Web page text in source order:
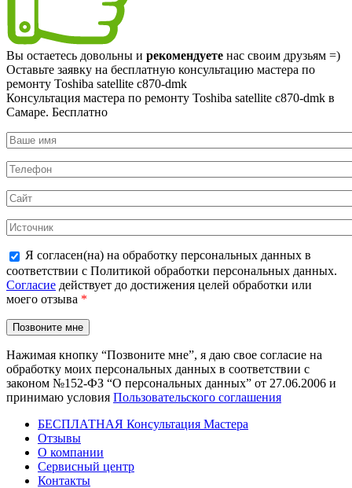
Вы остаетесь довольны и рекомендуете нас своим друзьям =)
Оставьте заявку на бесплатную консультацию мастера по
ремонту Toshiba satellite c870-dmk
Консультация мастера по ремонту Toshiba satellite c870-dmk в
Самаре. Бесплатно
Я согласен(на) на обработку персональных данных в
соответствии с Политикой обработки персональных данных.
Согласие действует до достижения целей обработки или
моего отзыва *
Нажимая кнопку “Позвоните мне”, я даю свое согласие на
обработку моих персональных данных в соответствии с
законом №152-ФЗ “О персональных данных” от 27.06.2006 и
принимаю условия Пользовательского соглашения
БЕСПЛАТНАЯ Консультация Мастера
Отзывы
О компании
Сервисный центр
Контакты